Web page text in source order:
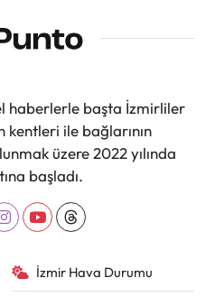
haberlerle başta İzmirliler
ile bağlarının
üzere 2022 yılında
başladı.
İzmir Hava Durumu